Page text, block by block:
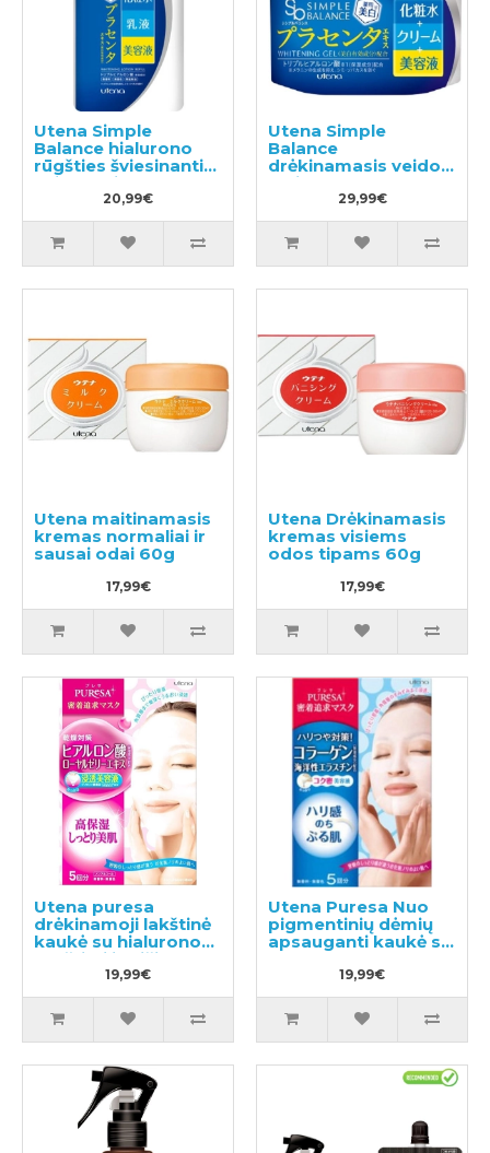
Utena Simple
Balance hialurono
rūgšties šviesinantis
veido losjono
užpildas 200ml
20,99€
Utena Simple
Balance
drėkinamasis veido
gelis 100g
29,99€
Utena maitinamasis
kremas normaliai ir
sausai odai 60g
17,99€
Utena Drėkinamasis
kremas visiems
odos tipams 60g
17,99€
Utena puresa
drėkinamoji lakštinė
kaukė su hialurono
rūgštimi ir bičių
pieneliu 5vnt
19,99€
Utena Puresa Nuo
pigmentinių dėmių
apsauganti kaukė su
19,99€